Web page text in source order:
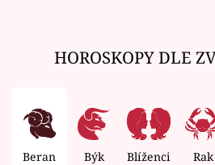
HOROSKOPY DLE
Beran Býk Blíženci Rak